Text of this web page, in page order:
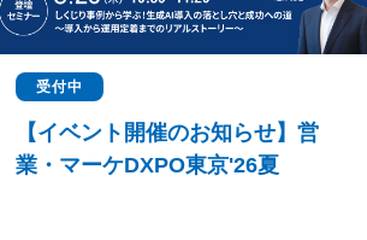
受付中
【イベント開催のお知らせ】営
業・マーケDXPO東京'26夏